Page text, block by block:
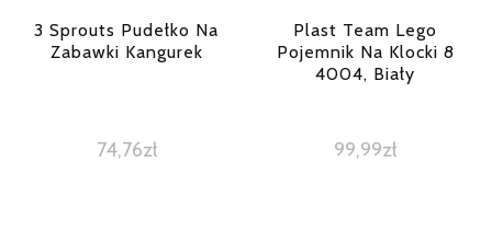
3 Sprouts Pudełko Na
Zabawki Kangurek
74,76zł
Plast Team Lego
Pojemnik Na Klocki 8
4004, Biały
99,99zł